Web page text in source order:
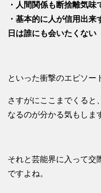
・人間関係も断捨離気
・基本的に人が信用出
日は誰にも会いたくない
といった衝撃のエピソー
さすがにここまでくると
なるのが分かる気もしま
それと芸能界に入って交
ですよね。